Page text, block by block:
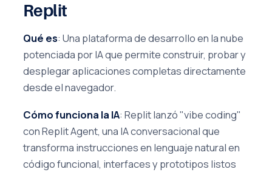
Replit
Qué es: Una plataforma de desarrollo en la nube
potenciada por IA que permite construir, probar y
desplegar aplicaciones completas directamente
desde el navegador.
Cómo funciona la IA: Replit lanzó "vibe coding"
con Replit Agent, una IA conversacional que
transforma instrucciones en lenguaje natural en
código funcional, interfaces y prototipos listos